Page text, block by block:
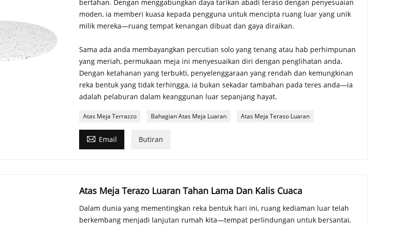
bertahan. Dengan menggabungkan daya tarikan abadi teraso dengan penyesuaian
moden, ia memberi kuasa kepada pengguna untuk mencipta ruang luar yang unik
milik mereka—ruang tempat kenangan dibuat dan gaya diraikan.
Sama ada anda membayangkan percutian solo yang tenang atau hab perhimpunan
yang meriah, permukaan meja ini menyesuaikan diri dengan penglihatan anda.
Dengan ketahanan yang terbukti, penyelenggaraan yang rendah dan kemungkinan
reka bentuk yang tidak terhingga, ia bukan sekadar tambahan pada teres anda—ia
adalah pelaburan dalam keanggunan luar sepanjang hayat.
Atas Meja Terrazzo Bahagian Atas Meja Luaran Atas Meja Teraso Luaran
 Email Butiran
Atas Meja Terazo Luaran Tahan Lama Dan Kalis Cuaca
Dalam dunia yang mementingkan reka bentuk hari ini, ruang kediaman luar telah
berkembang menjadi lanjutan rumah kita—tempat perlindungan untuk bersantai,